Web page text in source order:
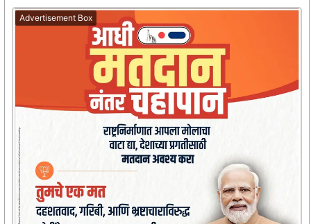
Advertisement Box